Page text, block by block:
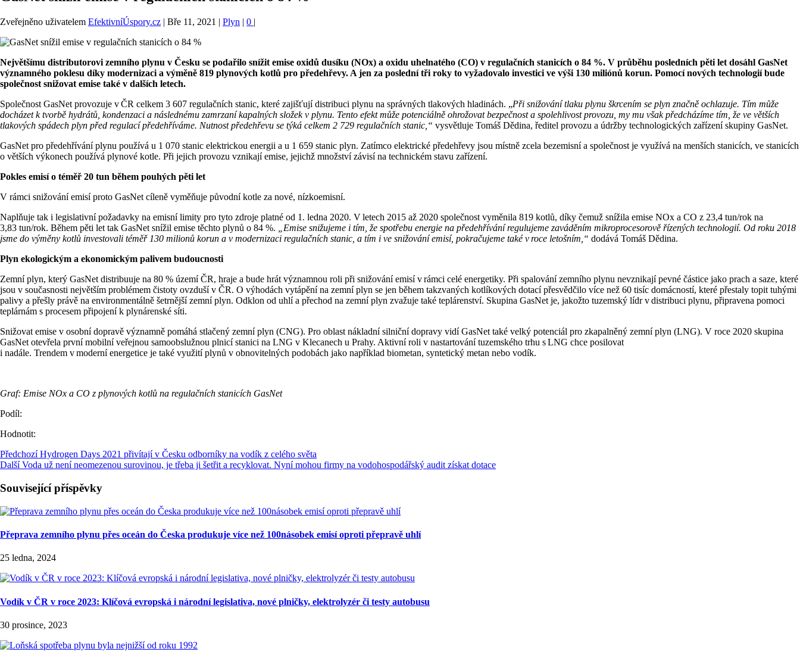
Zveřejněno uživatelem EfektivníÚspory.cz | Bře 11, 2021 | Plyn | 0 |
Největšímu distributorovi zemního plynu v Česku se podařilo snížit emise oxidů dusíku (NOx) a oxidu uhelnatého (CO) v regulačních stanicích o 84 %. V průběhu posledních pěti let dosáhl GasNet
významného poklesu díky modernizaci a výměně 819 plynových kotlů pro předehřevy. A jen za poslední tři roky to vyžadovalo investici ve výši 130 miliónů korun. Pomocí nových technologií bude
společnost snižovat emise také v dalších letech.
Společnost GasNet provozuje v ČR celkem 3 607 regulačních stanic, které zajišťují distribuci plynu na správných tlakových hladinách. „Při snižování tlaku plynu škrcením se plyn značně ochlazuje. Tím může
docházet k tvorbě hydrátů, kondenzaci a následnému zamrzaní kapalných složek v plynu. Tento efekt může potenciálně ohrožovat bezpečnost a spolehlivost provozu, my mu však předcházíme tím, že ve větších
tlakových spádech plyn před regulací předehříváme. Nutnost předehřevu se týká celkem 2 729 regulačních stanic,“ vysvětluje Tomáš Dědina, ředitel provozu a údržby technologických zařízení skupiny GasNet.
GasNet pro předehřívání plynu používá u 1 070 stanic elektrickou energii a u 1 659 stanic plyn. Zatímco elektrické předehřevy jsou místně zcela bezemisní a společnost je využívá na menších stanicích, ve stanicích
o větších výkonech používá plynové kotle. Při jejich provozu vznikají emise, jejichž množství závisí na technickém stavu zařízení.
Pokles emisí o téměř 20 tun během pouhých pěti let
V rámci snižování emisí proto GasNet cíleně vyměňuje původní kotle za nové, nízkoemisní.
Naplňuje tak i legislativní požadavky na emisní limity pro tyto zdroje platné od 1. ledna 2020. V letech 2015 až 2020 společnost vyměnila 819 kotlů, díky čemuž snížila emise NOx a CO z 23,4 tun/rok na
3,83 tun/rok. Během pěti let tak GasNet snížil emise těchto plynů o 84 %.
„Emise snižujeme i tím, že spotřebu energie na předehřívání regulujeme zaváděním mikroprocesorově řízených technologií. Od roku 2018
jsme do výměny kotlů investovali téměř 130 milionů korun a v modernizaci regulačních stanic, a tím i ve snižování emisí, pokračujeme také v roce letošním,“ dodává Tomáš Dědina.
Plyn ekologickým a ekonomickým palivem budoucnosti
Zemní plyn, který GasNet distribuuje na 80 % území ČR, hraje a bude hrát významnou roli při snižování emisí v rámci celé energetiky. Při spalování zemního plynu nevznikají pevné částice jako prach a saze, které
jsou v současnosti největším problémem čistoty ovzduší v ČR. O výhodách vytápění na zemní plyn se jen během takzvaných kotlíkových dotací přesvědčilo více než 60 tisíc domácností, které přestaly topit tuhými
palivy a přešly právě na environmentálně šetrnější zemní plyn. Odklon od uhlí a přechod na zemní plyn zvažuje také teplárenství. Skupina GasNet je, jakožto tuzemský lídr v distribuci plynu, připravena pomoci
teplárnám s procesem připojení k plynárenské síti.
Snižovat emise v osobní dopravě významně pomáhá stlačený zemní plyn (CNG). Pro oblast nákladní silniční dopravy vidí GasNet také velký potenciál pro zkapalněný zemní plyn (LNG). V roce 2020 skupina
GasNet otevřela první mobilní veřejnou samoobslužnou plnicí stanici na LNG v Klecanech u Prahy. Aktivní roli v nastartování tuzemského trhu s LNG chce posilovat
i nadále. Trendem v moderní energetice je také využití plynů v obnovitelných podobách jako například biometan, syntetický metan nebo vodík.
Graf: Emise NOx a CO z plynových kotlů na regulačních stanicích GasNet
Podíl:
Hodnotit:
Předchozí Hydrogen Days 2021 přivítají v Česku odborníky na vodík z celého světa
Další Voda už není neomezenou surovinou, je třeba ji šetřit a recyklovat. Nyní mohou firmy na vodohospodářský audit získat dotace
Související příspěvky
Přeprava zemního plynu přes oceán do Česka produkuje více než 100násobek emisí oproti přepravě uhlí
25 ledna, 2024
Vodík v ČR v roce 2023: Klíčová evropská i národní legislativa, nové plničky, elektrolyzér či testy autobusu
30 prosince, 2023